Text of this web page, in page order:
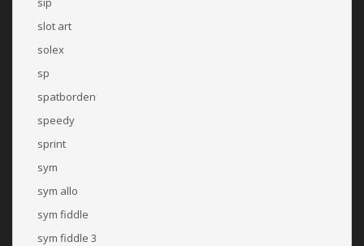
slot art
solex
sp
spatborden
speedy
sprint
sym
sym allo
sym fiddle
sym fiddle 3